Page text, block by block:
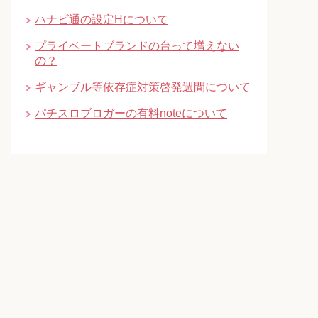
ハナビ通の設定Hについて
プライベートブランドの台って増えない
の？
ギャンブル等依存症対策啓発週間について
パチスロブロガーの有料noteについて